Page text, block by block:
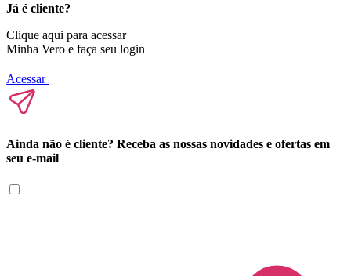
Já é cliente?
Clique aqui para acessar
Minha Vero e faça seu login
Acessar
Ainda não é cliente? Receba as nossas novidades e ofertas em
seu e-mail